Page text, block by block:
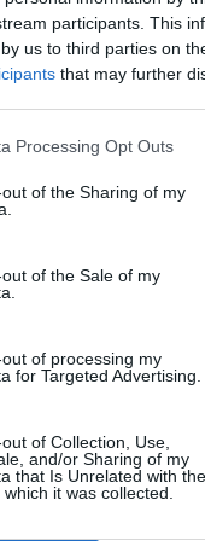
participants. This
us to third parties on
that may further
Processing Opt Outs
of the Sharing of my
of the Sale of my
of processing my
for Targeted Advertising.
of Collection, Use,
and/or Sharing of my
that Is Unrelated with the
it was collected.
da UNESCO”
empreendedorismo,
cooperação entre
tradicionais,
desenvolvimento
e conferências, a
Museu dos Têxteis,
Bordado de Castelo
Bordado à Mão” e
ao vivo.
a
de
à Agência
de Museus e
crescimento
Interior, localizada
atravessa um
e imobiliário”,
“condições
e estrangeiros,
de
na inovação e na
prestadas à Agência